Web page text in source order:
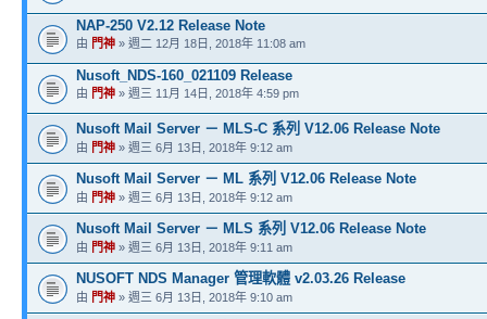
NAP-250 V2.12 Release Note
由 門神 » 週二 12月 18日, 2018年 11:08 am
Nusoft_NDS-160_021109 Release
由 門神 » 週三 11月 14日, 2018年 4:59 pm
Nusoft Mail Server － MLS-C 系列 V12.06 Release Note
由 門神 » 週三 6月 13日, 2018年 9:12 am
Nusoft Mail Server － ML 系列 V12.06 Release Note
由 門神 » 週三 6月 13日, 2018年 9:12 am
Nusoft Mail Server － MLS 系列 V12.06 Release Note
由 門神 » 週三 6月 13日, 2018年 9:11 am
NUSOFT NDS Manager 管理軟體 v2.03.26 Release
由 門神 » 週三 6月 13日, 2018年 9:10 am